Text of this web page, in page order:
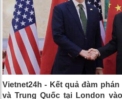
Vietnet24h - Kết quả đàm
và Trung Quốc tại London